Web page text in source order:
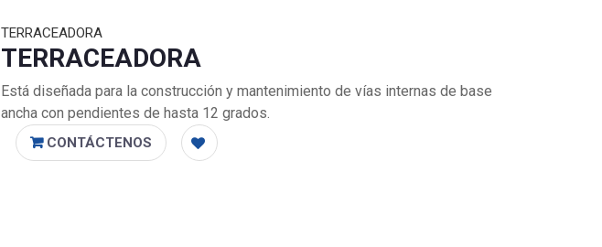
TERRACEADORA
TERRACEADORA
Está diseñada para la construcción y mantenimiento de vías internas de base
ancha con pendientes de hasta 12 grados.
CONTÁCTENOS